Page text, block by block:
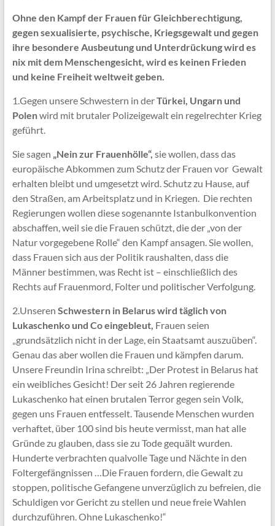
Ohne den Kampf der Frauen für Gleichberechtigung,
gegen sexualisierte, psychische, Kriegsgewalt und gegen
ihre besondere Ausbeutung und Unterdrückung wird es
nix mit dem Menschengesicht, wird es keinen Frieden
und keine Freiheit weltweit geben.
1.Gegen unsere Schwestern in derTürkei, Ungarn und
Polenwird mit brutaler Polizeigewalt ein regelrechter Krieg
geführt.
Sie sagen „Nein zur Frauenhölle“, sie wollen, dass das
europäische Abkommen zum Schutz der Frauen vor Gewalt
erhalten bleibt und umgesetzt wird. Schutz zu Hause, auf
den Straßen, am Arbeitsplatz und in Kriegen. Die rechten
Regierungen wollen diese sogenannte Istanbulkonvention
abschaffen, weil sie die Frauen schützt, die der „von der
Natur vorgegebene Rolle“ den Kampf ansagen. Sie wollen,
dass Frauen sich aus der Politik raushalten, dass die
Männer bestimmen, was Recht ist – einschließlich des
Rechts auf Frauenmord, Folter und politischer Verfolgung.
2.Unseren Schwestern in Belarus wird täglich von
Lukaschenko und Co eingebleut, Frauen seien
„grundsätzlich nicht in der Lage, ein Staatsamt auszuüben“.
Genau das aber wollen die Frauen und kämpfen darum.
Unsere Freundin Irina schreibt: „Der Protest in Belarus hat
ein weibliches Gesicht! Der seit 26 Jahren regierende
Lukaschenko hat einen brutalen Terror gegen sein Volk,
gegen uns Frauen entfesselt. Tausende Menschen wurden
verhaftet, über 100 sind bis heute vermisst, man hat alle
Gründe zu glauben, dass sie zu Tode gequält wurden.
Hunderte verbrachten qualvolle Tage und Nächte in den
Foltergefängnissen …Die Frauen fordern, die Gewalt zu
stoppen, politische Gefangene unverzüglich zu befreien, die
Schuldigen vor Gericht zu stellen und neue freie Wahlen
durchzuführen. Ohne Lukaschenko!“